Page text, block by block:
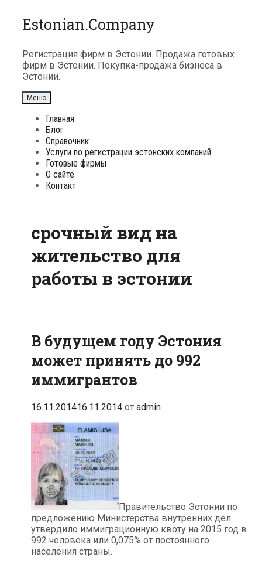
Перейти
к
Estonian.Company
Регистрация фирм в Эстонии. Продажа готовых
фирм в Эстонии. Покупка-продажа бизнеса в
Эстонии.
Меню
Главная
Блог
Справочник
Услуги по регистрации эстонских компаний
Готовые фирмы
О сайте
Контакт
срочный вид на
жительство для
работы в эстонии
В будущем году Эстония
может принять до 992
иммигрантов
16.11.201416.11.2014 от admin
Правительство Эстонии по
предложению Министерства внутренних дел
утвердило иммиграционную квоту на 2015 год в
992 человека или 0,075% от постоянного
населения страны.